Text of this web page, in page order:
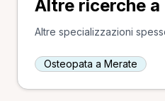
Altre ricerche
Altre specializzazioni
Osteopata a Merate